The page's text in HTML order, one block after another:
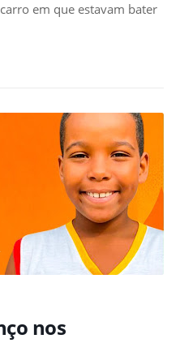
em que estavam bater
nos